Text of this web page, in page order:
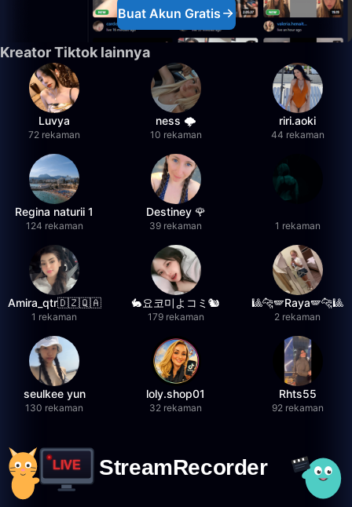
Buat Akun Gratis
Kreator Tiktok lainnya
Luvya
72 rekaman
ness 🌩️
10 rekaman
riri.aoki
44 rekaman
Regina naturii 1
124 rekaman
Destiney 🌹
39 rekaman 1 rekaman
Amira_qtr🇩🇿🇶🇦
1 rekaman
🐇요코미よコミ🐿
179 rekaman
🎱🐆🪽Raya🪽🐆🎱
2 rekaman
seulkee yun
130 rekaman
loly.shop01
32 rekaman
Rhts55
92 rekaman